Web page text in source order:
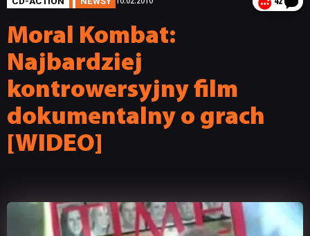
Moral Kombat:
Najbardziej
kontrowersyjny film
dokumentalny o grach
[WIDEO]